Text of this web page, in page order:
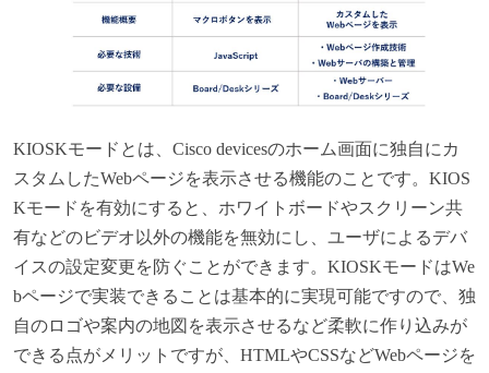
KIOSKモードとは、Cisco devicesのホーム画面に独自にカ
スタムしたWebページを表示させる機能のことです。KIOS
Kモードを有効にすると、ホワイトボードやスクリーン共
有などのビデオ以外の機能を無効にし、ユーザによるデバ
イスの設定変更を防ぐことができます。KIOSKモードはWe
bページで実装できることは基本的に実現可能ですので、独
自のロゴや案内の地図を表示させるなど柔軟に作り込みが
できる点がメリットですが、HTMLやCSSなどWebページを